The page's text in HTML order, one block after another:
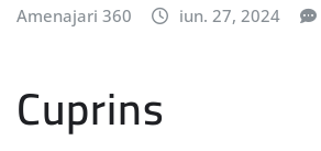
Amenajari 360 iun. 27, 2024
Cuprins